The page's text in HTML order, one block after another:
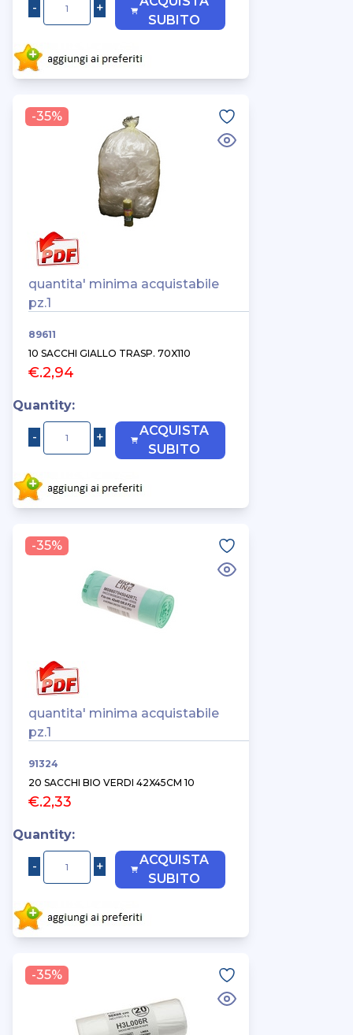
SUBITO
quantita' minima acquistabile
pz.1
89611
10 SACCHI GIALLO TRASP. 70X110
€.2,94
Quantity:
ACQUISTA
SUBITO
-35%
quantita' minima acquistabile
pz.1
91324
20 SACCHI BIO VERDI 42X45CM 10
€.2,33
Quantity:
ACQUISTA
SUBITO
-35%
-35%